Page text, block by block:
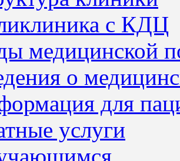
с КДЦ
медицинской
о
для
услуги